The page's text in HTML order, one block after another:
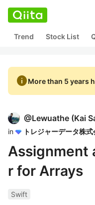
Trend Stock List
infoMore than 5 years
@Lewuathe (Kai
in
Assignment
r for Arrays
Swift